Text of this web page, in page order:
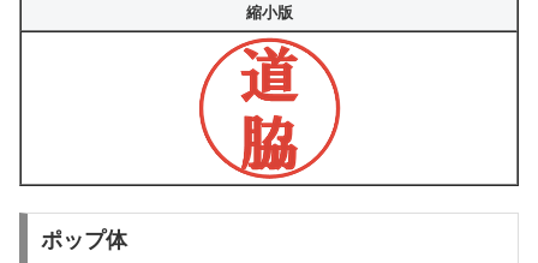
縮小版
ポップ体